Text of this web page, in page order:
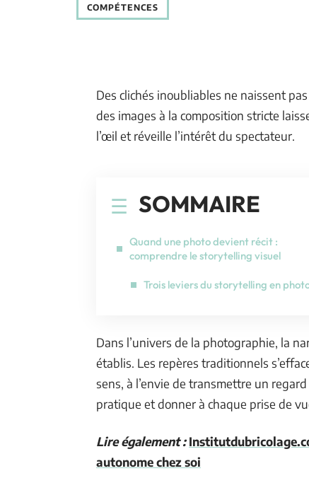
COMPÉTENCES
Des clichés inoubliables ne naissent
des images à la composition stricte
l’œil et réveille l’intérêt du spectateur.
SOMMAIRE
Quand une photo devient récit :
comprendre le storytelling visuel
Trois leviers du storytelling en
Dans l’univers de la photographie, la
établis. Les repères traditionnels
sens, à l’envie de transmettre un
pratique et donner à chaque prise de
Lire également :
autonome chez soi